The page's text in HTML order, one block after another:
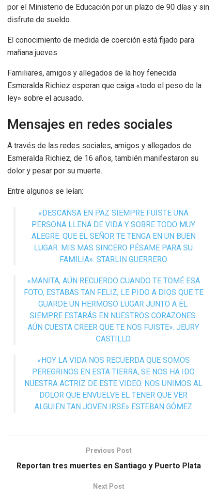
por el Ministerio de Educación por un plazo de 90 días y sin
disfrute de sueldo.
El conocimiento de medida de coerción está fijado para
mañana jueves.
Familiares, amigos y allegados de la hoy fenecida
Esmeralda Richiez esperan que caiga «todo el peso de la
ley» sobre el acusado.
Mensajes en redes sociales
A través de las redes sociales, amigos y allegados de
Esmeralda Richiez, de 16 años, también manifestaron su
dolor y pesar por su muerte.
Entre algunos se leían:
«DESCANSA EN PAZ SIEMPRE FUISTE UNA
PERSONA LLENA DE VIDA Y SOBRE TODO MUY
ALEGRE. QUE EL SEÑOR TE TENGA EN UN BUEN
LUGAR. MIS MAS SINCERO PÉSAME PARA SU
FAMILIA». STARLIN GUERRERO
«MANITA, AÚN RECUERDO CUANDO TE TOMÉ ESA
FOTO; ESTABAS TAN FELIZ; LE PIDO A DIOS QUE TE
GUARDE UN HERMOSO LUGAR JUNTO A ÉL.
SIEMPRE ESTARÁS EN NUESTROS CORAZONES.
AÚN CUESTA CREER QUE TE NOS FUISTE». JEURY
CASTILLO
«HOY LA VIDA NOS RECUERDA QUE SOMOS
PEREGRINOS EN ESTA TIERRA, SE NOS HA IDO
NUESTRA ACTRIZ DE ESTE VIDEO. NOS UNIMOS AL
DOLOR QUE ENVUELVE EL TENER QUE VER
ALGUIEN TAN JOVEN IRSE» ESTEBAN GÓMEZ
Previous Post
Reportan tres muertes en Santiago y Puerto Plata
Next Post